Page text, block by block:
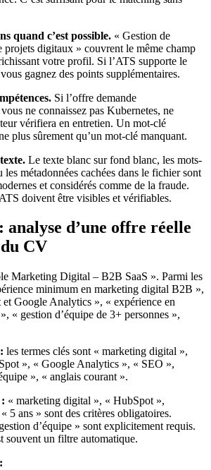
quand c’est possible. « Gestion de
projets digitaux » couvrent le même champ
votre profil. Si l’ATS supporte le
gagnez des points supplémentaires.
Si l’offre demande
ne connaissez pas Kubernetes, ne
vérifiera en entretien. Un mot-clé
plus sûrement qu’un mot-clé manquant.
Le texte blanc sur fond blanc, les mots-
métadonnées cachées dans le fichier sont
et considérés comme de la fraude.
doivent être visibles et vérifiables.
analyse d’une offre réelle
CV
Marketing Digital – B2B SaaS ». Parmi les
minimum en marketing digital B2B »,
Google Analytics », « expérience en
« gestion d’équipe de 3+ personnes »,
les termes clés sont « marketing digital »,
», « Google Analytics », « SEO »,
», « anglais courant ».
« marketing digital », « HubSpot »,
5 ans » sont des critères obligatoires.
d’équipe » sont explicitement requis.
souvent un filtre automatique.